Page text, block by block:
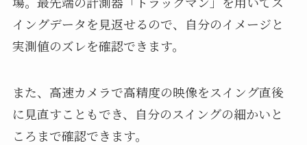
イングデータを見返せるので、自分のイメージと
実測値のズレを確認できます。
また、高速カメラで高精度の映像をスイング直後
に見直すこともでき、自分のスイングの細かいと
ころまで確認できます。